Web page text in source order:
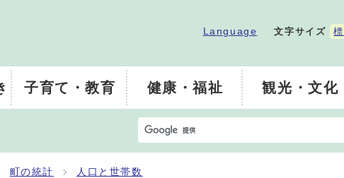
Language 文字サイズ
子育て・教育 健康・福祉 観光・文化
町の統計 人口と世帯数